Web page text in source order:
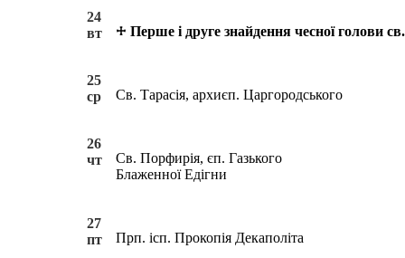
24
вт
Перше і друге знайдення чесної голови
25
ср
Св. Тарасія, архиєп. Царгородського
26
чт
Св. Порфирія, єп. Газького
Блаженної Едігни
27
пт
Прп. ісп. Прокопія Декаполіта